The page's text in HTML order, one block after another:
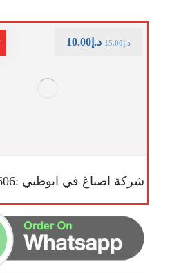
شركة اصباغ في ابوظبي :0545681606
د.إ15.00 د.إ 10.00